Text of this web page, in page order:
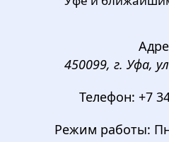
450099, г. Уфа,
Телефон: +7
Режим работы: